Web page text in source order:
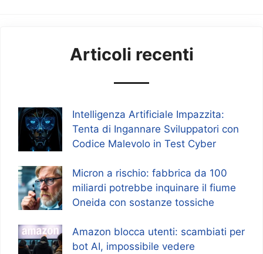
Articoli recenti
Intelligenza Artificiale Impazzita:
Tenta di Ingannare Sviluppatori con
Codice Malevolo in Test Cyber
Micron a rischio: fabbrica da 100
miliardi potrebbe inquinare il fiume
Oneida con sostanze tossiche
Amazon blocca utenti: scambiati per
bot AI, impossibile vedere